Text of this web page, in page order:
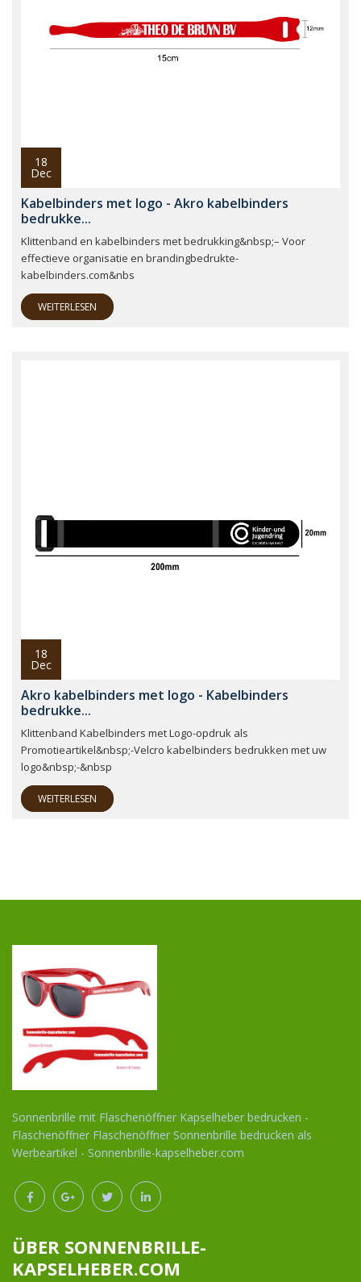
18
Dec
Kabelbinders met logo - Akro kabelbinders
bedrukke...
Klittenband en kabelbinders met bedrukking&nbsp;– Voor
effectieve organisatie en brandingbedrukte-
kabelbinders.com&nbs
WEITERLESEN
18
Dec
Akro kabelbinders met logo - Kabelbinders
bedrukke...
Klittenband Kabelbinders met Logo-opdruk als
Promotieartikel&nbsp;-Velcro kabelbinders bedrukken met uw
logo&nbsp;-&nbsp
WEITERLESEN
Sonnenbrille mit Flaschenöffner Kapselheber bedrucken -
Flaschenöffner Flaschenöffner Sonnenbrille bedrucken als
Werbeartikel - Sonnenbrille-kapselheber.com
ÜBER SONNENBRILLE-
KAPSELHEBER.COM